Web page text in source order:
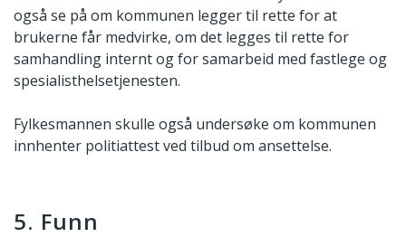
også se på om kommunen legger til rette for at
brukerne får medvirke, om det legges til rette for
samhandling internt og for samarbeid med fastlege og
spesialisthelsetjenesten.
Fylkesmannen skulle også undersøke om kommunen
innhenter politiattest ved tilbud om ansettelse.
5. Funn